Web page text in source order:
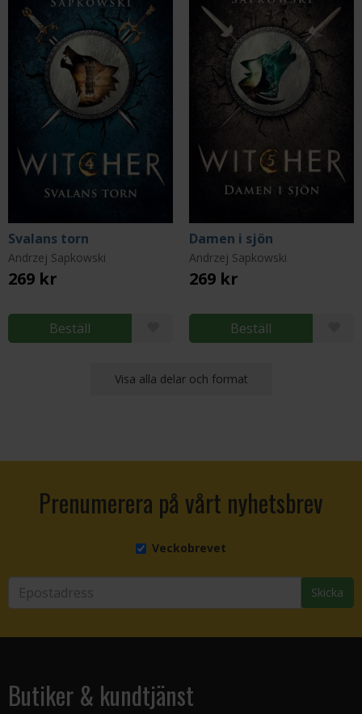
Svalans torn
Andrzej Sapkowski
269 kr
Beställ
Damen i sjön
Andrzej Sapkowski
269 kr
Beställ
Visa alla delar och format
Prenumerera på vårt nyhetsbrev
Veckobrevet
Skicka
Butiker & kundtjänst